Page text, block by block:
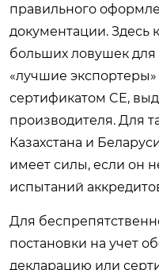
правильного
документации. Здесь
больших ловушек
«лучшие
сертификатом CE,
производителя. Для
Казахстана и
имеет силы, если он
испытаний
Для
постановки на учет
декларацию или